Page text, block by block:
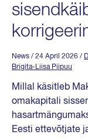
News / 24 April 2026 /
Brigita-Liisa Piipuu
Millal käsitleb
omakapitali
Eesti ettevõtjate